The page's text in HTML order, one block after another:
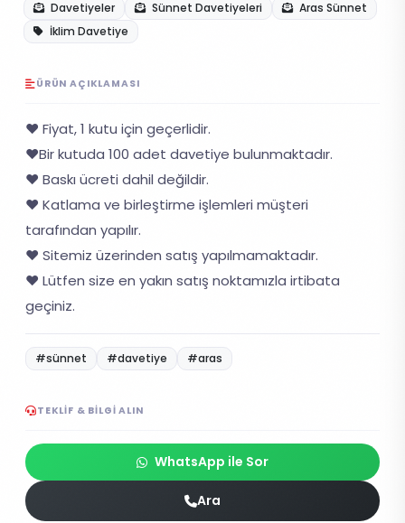
Davetiyeler Sünnet Davetiyeleri
Aras Sünnet
İklim Davetiye
ÜRÜN AÇIKLAMASI
❤️ Fiyat, 1 kutu için geçerlidir.
❤️Bir kutuda 100 adet davetiye bulunmaktadır.
❤️ Baskı ücreti dahil değildir.
❤️ Katlama ve birleştirme işlemleri müşteri
tarafından yapılır.
❤️ Sitemiz üzerinden satış yapılmamaktadır.
❤️ Lütfen size en yakın satış noktamızla irtibata
geçiniz.
#sünnet #davetiye #aras
TEKLIF & BILGI ALIN
WhatsApp ile Sor
Ara